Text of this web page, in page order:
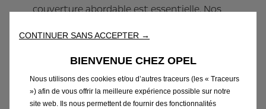
couverture abordable est essentielle. Nos
conçues pour vous séduire, offrant une
protection
. Les couvertures incluses
dans chaque formule sont :
CONTINUER SANS ACCEPTER →
BIENVENUE CHEZ OPEL
Nous utilisons des cookies et/ou d’autres traceurs (les « Traceurs
») afin de vous offrir la meilleure expérience possible sur notre
site web. Ils nous permettent de fournir des fonctionnalités